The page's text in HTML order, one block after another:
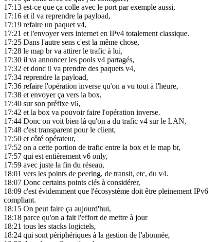
17:13 est-ce que ça colle avec le port par exemple aussi,
17:16 et il va reprendre la payload,
17:19 refaire un paquet v4,
17:21 et l'envoyer vers internet en IPv4 totalement classique.
17:25 Dans l'autre sens c'est la même chose,
17:28 le map br va attirer le trafic à lui,
17:30 il va annoncer les pools v4 partagés,
17:32 et donc il va prendre des paquets v4,
17:34 reprendre la payload,
17:36 refaire l'opération inverse qu'on a vu tout à l'heure,
17:38 et envoyer ça vers la box,
17:40 sur son préfixe v6,
17:42 et la box va pouvoir faire l'opération inverse.
17:44 Donc on voit bien là qu'on a du trafic v4 sur le LAN,
17:48 c'est transparent pour le client,
17:50 et côté opérateur,
17:52 on a cette portion de trafic entre la box et le map br,
17:57 qui est entièrement v6 only,
17:59 avec juste la fin du réseau,
18:01 vers les points de peering, de transit, etc, du v4.
18:07 Donc certains points clés à considérer,
18:09 c'est évidemment que l'écosystème doit être pleinement IPv6
compliant.
18:15 On peut faire ça aujourd'hui,
18:18 parce qu'on a fait l'effort de mettre à jour
18:21 tous les stacks logiciels,
18:24 qui sont périphériques à la gestion de l'abonnée,